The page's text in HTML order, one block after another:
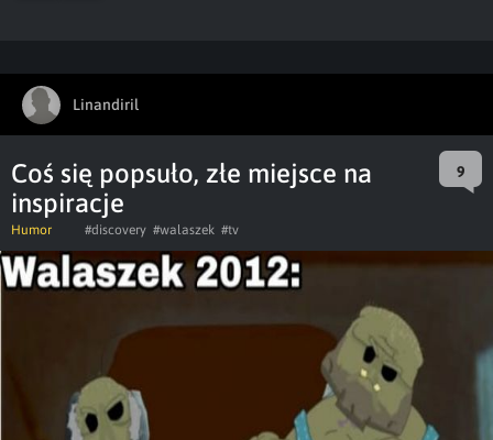
Linandiril
Coś się popsuło, złe miejsce na
inspiracje
9
Humor #discovery #walaszek #tv